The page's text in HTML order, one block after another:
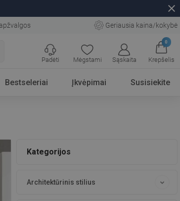
close
Geriausia kaina/kokybė
Mėgstami Sąskaita
0
Krepšelis
Padėti
Bestseleriai Įkvėpimai Susisiekite
Kategorijos
Architektūrinis stilius